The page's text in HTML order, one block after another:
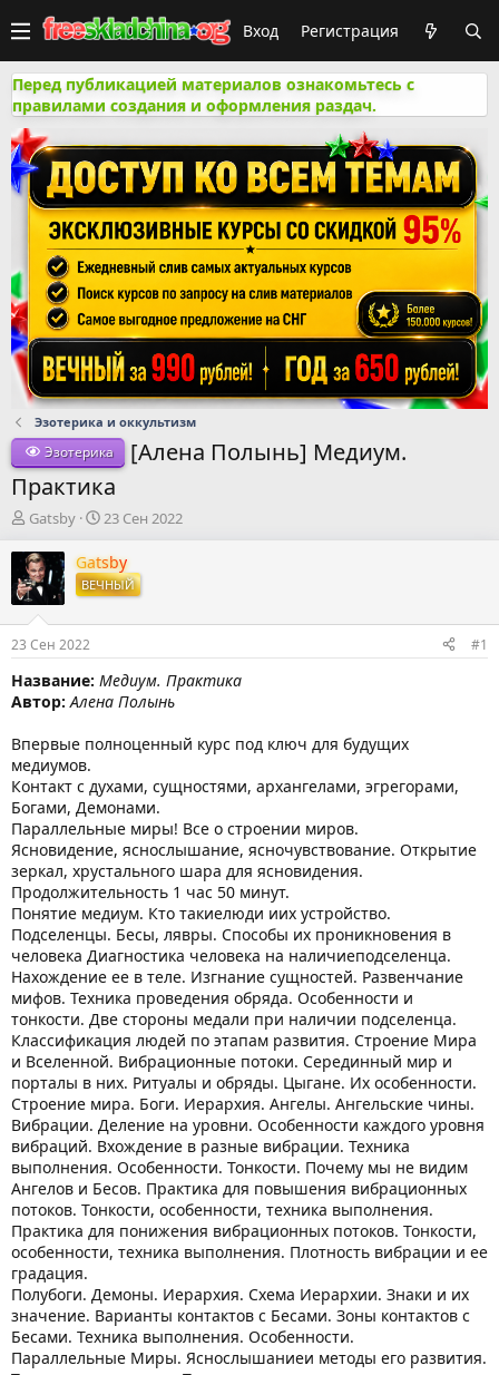
Вход Регистрация
Перед публикацией материалов ознакомьтесь с
правилами создания и оформления раздач.
Эзотерика и оккультизм
Эзотерика
[Алена Полынь] Медиум.
Практика
А
т
о
р
т
е
м
ы
Gatsby
Д
т
а
н
а
л
а
23 Сен 2022
Gatsby
ВЕЧНЫЙ
23 Сен 2022 #1
Название: Медиум. Практика
Автор: Алена Полынь
Впервые полноценный курс под ключ для будущих
медиумов.
Контакт с духами, сущностями, архангелами, эгрегорами,
Богами, Демонами.
Параллельные миры! Все о строении миров.
Ясновидение, яснослышание, ясночувствование. Открытие
зеркал, хрустального шара для ясновидения.
Продолжительность 1 час 50 минут.
Понятие медиум. Кто такиелюди иих устройство.
Подселенцы. Бесы, лявры. Способы их проникновения в
человека Диагностика человека на наличиеподселенца.
Нахождение ее в теле. Изгнание сущностей. Развенчание
мифов. Техника проведения обряда. Особенности и
тонкости. Две стороны медали при наличии подселенца.
Классификация людей по этапам развития. Строение Мира
и Вселенной. Вибрационные потоки. Серединный мир и
порталы в них. Ритуалы и обряды. Цыгане. Их особенности.
Строение мира. Боги. Иерархия. Ангелы. Ангельские чины.
Вибрации. Деление на уровни. Особенности каждого уровня
вибраций. Вхождение в разные вибрации. Техника
выполнения. Особенности. Тонкости. Почему мы не видим
Ангелов и Бесов. Практика для повышения вибрационных
потоков. Тонкости, особенности, техника выполнения.
Практика для понижения вибрационных потоков. Тонкости,
особенности, техника выполнения. Плотность вибрации и ее
градация.
Полубоги. Демоны. Иерархия. Схема Иерархии. Знаки и их
значение. Варианты контактов с Бесами. Зоны контактов с
Бесами. Техника выполнения. Особенности.
Параллельные Миры. Яснослышаниеи методы его развития.